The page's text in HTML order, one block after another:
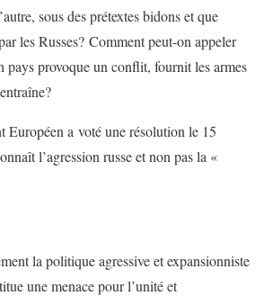
sous des prétextes bidons et que
les Russes? Comment peut-on appeler
pays provoque un conflit, fournit les armes
Européen a voté une résolution le 15
l’agression russe et non pas la «
la politique agressive et expansionniste
une menace pour l’unité et